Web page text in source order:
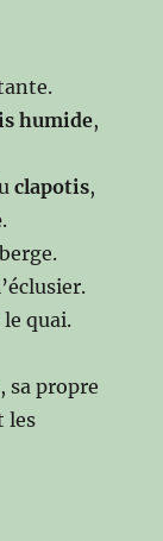
humide,
clapotis,
.
quai.
sa propre
les